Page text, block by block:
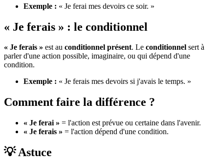
Exemple : « Je ferai mes devoirs ce soir. »
« Je ferais » : le conditionnel
« Je ferais » est au conditionnel présent. Le conditionnel sert à
parler d'une action possible, imaginaire, ou qui dépend d'une
condition.
Exemple : « Je ferais mes devoirs si j'avais le temps. »
Comment faire la différence ?
« Je ferai » = l'action est prévue ou certaine dans l'avenir.
« Je ferais » = l'action dépend d'une condition.
💡 Astuce